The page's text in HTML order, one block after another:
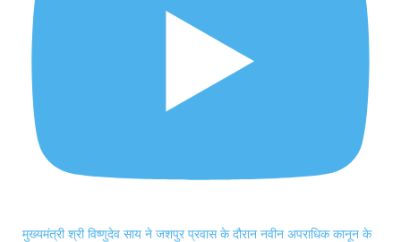
मुख्यमंत्री श्री विष्णुदेव साय ने जशपुर प्रवास के दौरान नवीन अपराधिक कानून के